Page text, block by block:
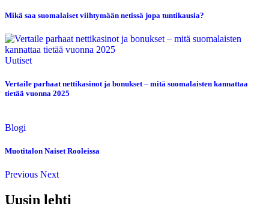
Mikä saa suomalaiset viihtymään netissä jopa tuntikausia?
Uutiset
Vertaile parhaat nettikasinot ja bonukset – mitä suomalaisten kannattaa
tietää vuonna 2025
Blogi
Muotitalon Naiset Rooleissa
Previous Next
Uusin lehti